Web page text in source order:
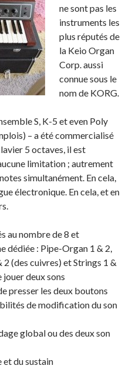
ne sont pas les
instruments les
plus réputés de
la Keio Organ
Corp. aussi
connue sous le
nom de KORG.
S, K-5 et even Poly
– a été commercialisé
5 octaves, il est
limitation ; autrement
simultanément. En cela,
électronique. En cela, et en
au nombre de 8 et
dédiée : Pipe-Organ 1 & 2,
2 (des cuivres) et Strings 1 &
deux sons
presser les deux boutons
de modification du son
global ou des deux son
et du sustain